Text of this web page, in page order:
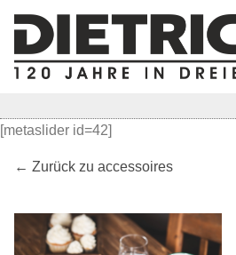
[metaslider id=42]
← Zurück zu accessoires